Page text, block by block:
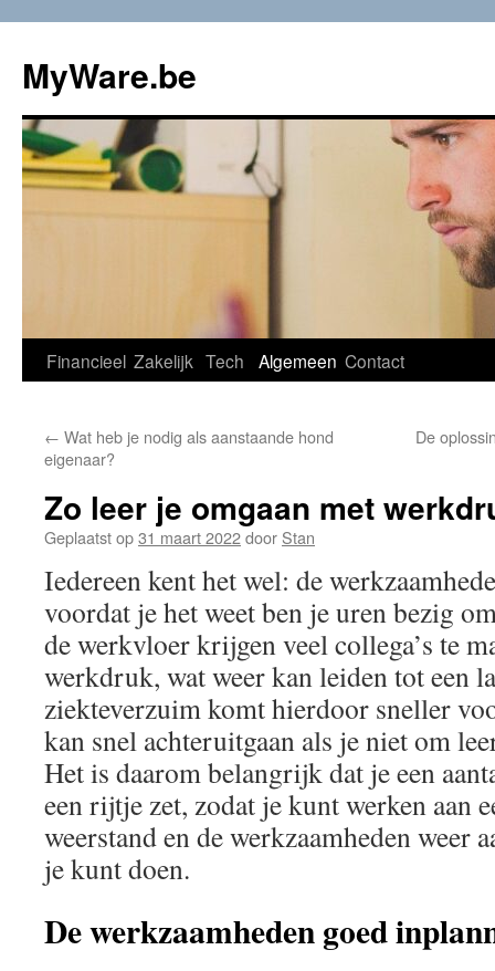
de
inhoud
MyWare.be
Financieel Zakelijk Tech Algemeen Contact
← Wat heb je nodig als aanstaande hond
eigenaar?
De
Zo leer je omgaan met
Geplaatst op31 maart 2022door Stan
Iedereen kent het wel: de
voordat je het weet ben je uren bezig
de werkvloer krijgen veel collega’s te
werkdruk, wat weer kan leiden tot een
ziekteverzuim komt hierdoor sneller
kan snel achteruitgaan als je niet om
Het is daarom belangrijk dat je een
een rijtje zet, zodat je kunt werken aan
weerstand en de werkzaamheden weer
je kunt doen.
De werkzaamheden goed